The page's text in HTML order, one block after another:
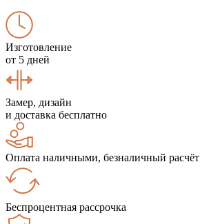
Изготовление
от 5 дней
Замер, дизайн
и доставка бесплатно
Оплата наличными, безналичный расчёт
Беспроцентная рассрочка